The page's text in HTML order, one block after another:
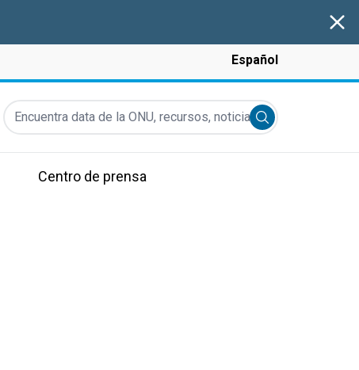
Español
Encuentra data de la ONU, recursos, noticias y más...
Submit search
Centro de prensa